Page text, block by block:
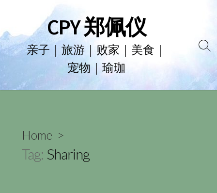
to
content
CPY 郑佩仪
亲子｜旅游｜败家｜美食｜
宠物｜瑜珈
Home >
Tag: Sharing